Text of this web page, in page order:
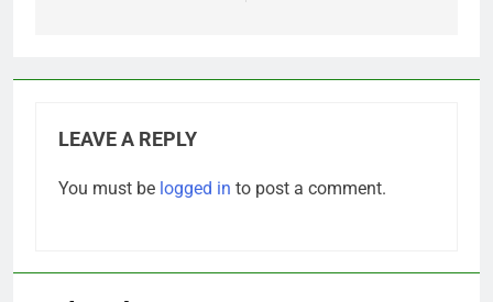
LEAVE A REPLY
You must be logged in to post a comment.